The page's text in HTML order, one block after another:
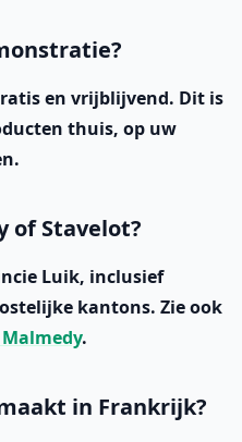
en vrijblijvend. Dit is
thuis, op uw
of Stavelot?
Luik, inclusief
kantons. Zie ook
.
in Frankrijk?